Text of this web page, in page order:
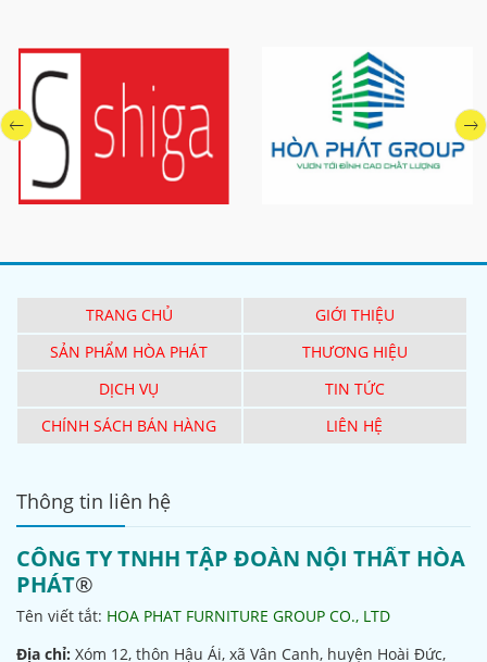
TRANG CHỦ
GIỚI THIỆU
SẢN PHẨM HÒA PHÁT
THƯƠNG HIỆU
DỊCH VỤ
TIN TỨC
CHÍNH SÁCH BÁN HÀNG
LIÊN HỆ
Thông tin liên hệ
CÔNG TY TNHH TẬP ĐOÀN NỘI THẤT HÒA
PHÁT®
Tên viết tắt: HOA PHAT FURNITURE GROUP CO., LTD
Địa chỉ: Xóm 12, thôn Hậu Ái, xã Vân Canh, huyện Hoài Đức,